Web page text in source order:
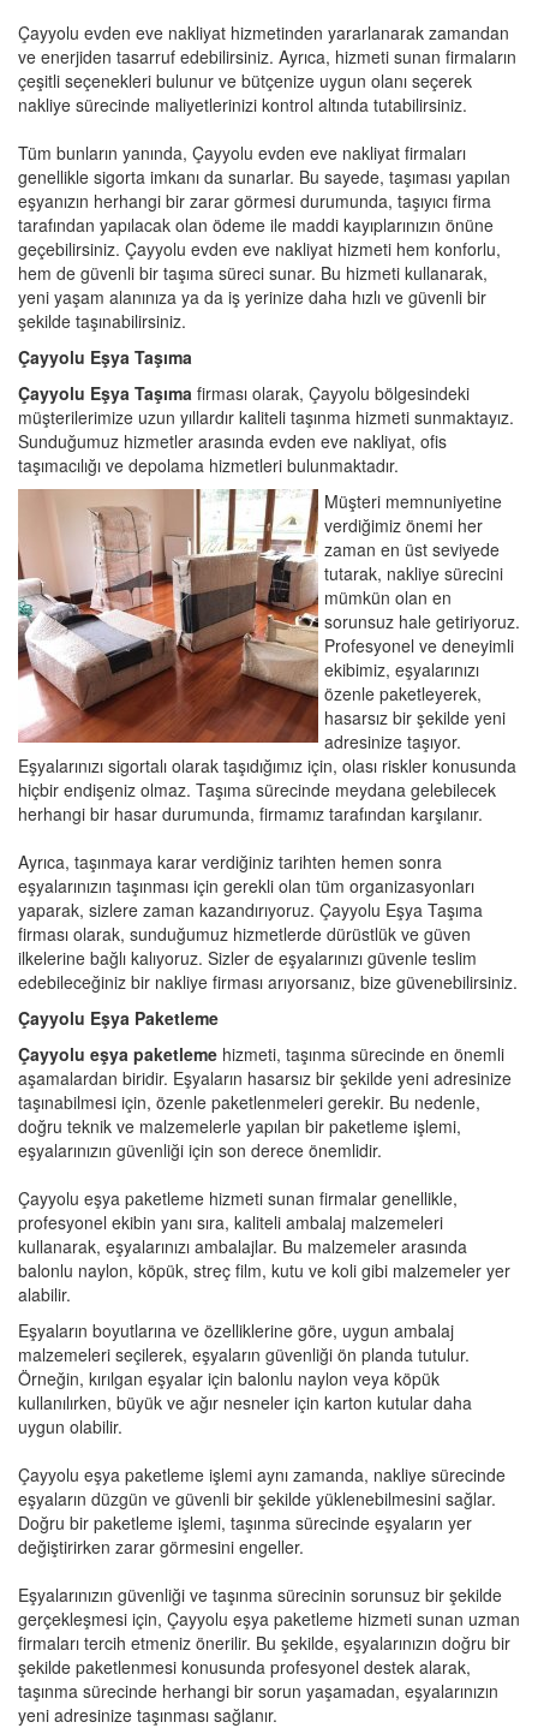
Çayyolu evden eve nakliyat hizmetinden yararlanarak zamandan
ve enerjiden tasarruf edebilirsiniz. Ayrıca, hizmeti sunan firmaların
çeşitli seçenekleri bulunur ve bütçenize uygun olanı seçerek
nakliye sürecinde maliyetlerinizi kontrol altında tutabilirsiniz.
Tüm bunların yanında, Çayyolu evden eve nakliyat firmaları
genellikle sigorta imkanı da sunarlar. Bu sayede, taşıması yapılan
eşyanızın herhangi bir zarar görmesi durumunda, taşıyıcı firma
tarafından yapılacak olan ödeme ile maddi kayıplarınızın önüne
geçebilirsiniz. Çayyolu evden eve nakliyat hizmeti hem konforlu,
hem de güvenli bir taşıma süreci sunar. Bu hizmeti kullanarak,
yeni yaşam alanınıza ya da iş yerinize daha hızlı ve güvenli bir
şekilde taşınabilirsiniz.
Çayyolu Eşya Taşıma
Çayyolu Eşya Taşıma firması olarak, Çayyolu bölgesindeki
müşterilerimize uzun yıllardır kaliteli taşınma hizmeti sunmaktayız.
Sunduğumuz hizmetler arasında evden eve nakliyat, ofis
taşımacılığı ve depolama hizmetleri bulunmaktadır.
Müşteri memnuniyetine
verdiğimiz önemi her
zaman en üst seviyede
tutarak, nakliye sürecini
mümkün olan en
sorunsuz hale getiriyoruz.
Profesyonel ve deneyimli
ekibimiz, eşyalarınızı
özenle paketleyerek,
hasarsız bir şekilde yeni
adresinize taşıyor.
Eşyalarınızı sigortalı olarak taşıdığımız için, olası riskler konusunda
hiçbir endişeniz olmaz. Taşıma sürecinde meydana gelebilecek
herhangi bir hasar durumunda, firmamız tarafından karşılanır.
Ayrıca, taşınmaya karar verdiğiniz tarihten hemen sonra
eşyalarınızın taşınması için gerekli olan tüm organizasyonları
yaparak, sizlere zaman kazandırıyoruz. Çayyolu Eşya Taşıma
firması olarak, sunduğumuz hizmetlerde dürüstlük ve güven
ilkelerine bağlı kalıyoruz. Sizler de eşyalarınızı güvenle teslim
edebileceğiniz bir nakliye firması arıyorsanız, bize güvenebilirsiniz.
Çayyolu Eşya Paketleme
Çayyolu eşya paketleme hizmeti, taşınma sürecinde en önemli
aşamalardan biridir. Eşyaların hasarsız bir şekilde yeni adresinize
taşınabilmesi için, özenle paketlenmeleri gerekir. Bu nedenle,
doğru teknik ve malzemelerle yapılan bir paketleme işlemi,
eşyalarınızın güvenliği için son derece önemlidir.
Çayyolu eşya paketleme hizmeti sunan firmalar genellikle,
profesyonel ekibin yanı sıra, kaliteli ambalaj malzemeleri
kullanarak, eşyalarınızı ambalajlar. Bu malzemeler arasında
balonlu naylon, köpük, streç film, kutu ve koli gibi malzemeler yer
alabilir.
Eşyaların boyutlarına ve özelliklerine göre, uygun ambalaj
malzemeleri seçilerek, eşyaların güvenliği ön planda tutulur.
Örneğin, kırılgan eşyalar için balonlu naylon veya köpük
kullanılırken, büyük ve ağır nesneler için karton kutular daha
uygun olabilir.
Çayyolu eşya paketleme işlemi aynı zamanda, nakliye sürecinde
eşyaların düzgün ve güvenli bir şekilde yüklenebilmesini sağlar.
Doğru bir paketleme işlemi, taşınma sürecinde eşyaların yer
değiştirirken zarar görmesini engeller.
Eşyalarınızın güvenliği ve taşınma sürecinin sorunsuz bir şekilde
gerçekleşmesi için, Çayyolu eşya paketleme hizmeti sunan uzman
firmaları tercih etmeniz önerilir. Bu şekilde, eşyalarınızın doğru bir
şekilde paketlenmesi konusunda profesyonel destek alarak,
taşınma sürecinde herhangi bir sorun yaşamadan, eşyalarınızın
yeni adresinize taşınması sağlanır.